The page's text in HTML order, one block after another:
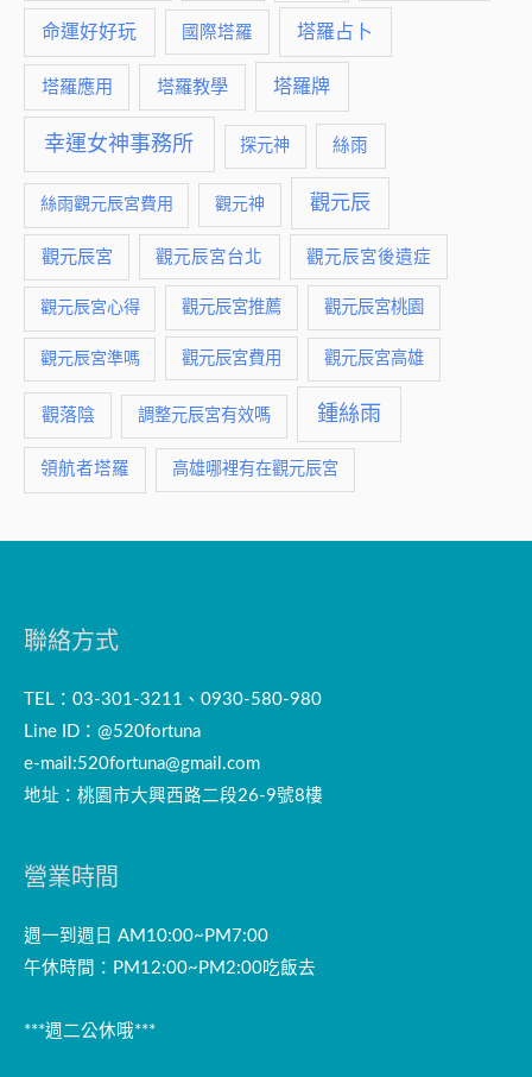
命運好好玩 國際塔羅 塔羅占卜
塔羅應用 塔羅教學 塔羅牌
幸運女神事務所 探元神 絲雨
絲雨觀元辰宮費用 觀元神 觀元辰
觀元辰宮 觀元辰宮台北 觀元辰宮後遺症
觀元辰宮心得 觀元辰宮推薦 觀元辰宮桃園
觀元辰宮準嗎 觀元辰宮費用 觀元辰宮高雄
觀落陰 調整元辰宮有效嗎 鍾絲雨
領航者塔羅 高雄哪裡有在觀元辰宮
聯絡方式
TEL：03-301-3211、0930-580-980
Line ID：@520fortuna
e-mail:520fortuna@gmail.com
地址：桃園市大興西路二段26-9號8樓
營業時間
週一到週日 AM10:00~PM7:00
午休時間：PM12:00~PM2:00吃飯去
***週二公休哦***